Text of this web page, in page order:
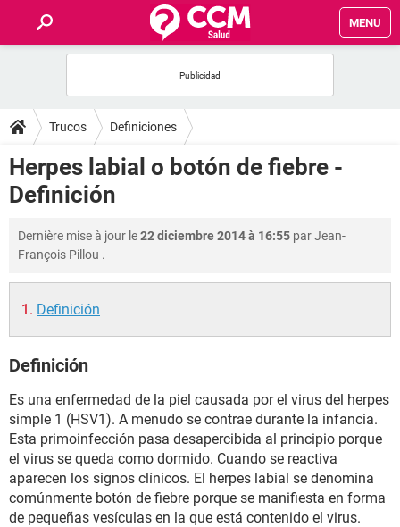
MENU
FORUMS
SALUD
FAMILIA
NUTRICIÓN
SEXUALIDAD
Trucos Definiciones
Herpes labial o botón de fiebre -
Definición
Dernière mise à jour le22 diciembre 2014 à 16:55 parJean-
François Pillou .
Definición
Definición
Es una enfermedad de la piel causada por el virus del herpes
simple 1 (HSV1). A menudo se contrae durante la infancia.
Esta primoinfección pasa desapercibida al principio porque
el virus se queda como dormido. Cuando se reactiva
aparecen los signos clínicos. El herpes labial se denomina
comúnmente botón de fiebre porque se manifiesta en forma
de pequeñas vesículas en la que está contenido el virus.